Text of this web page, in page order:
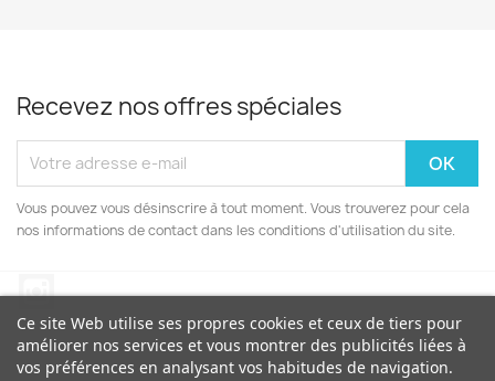
Recevez nos offres spéciales
Vous pouvez vous désinscrire à tout moment. Vous trouverez pour cela
nos informations de contact dans les conditions d'utilisation du site.
Ce site Web utilise ses propres cookies et ceux de tiers pour
améliorer nos services et vous montrer des publicités liées à
vos préférences en analysant vos habitudes de navigation.